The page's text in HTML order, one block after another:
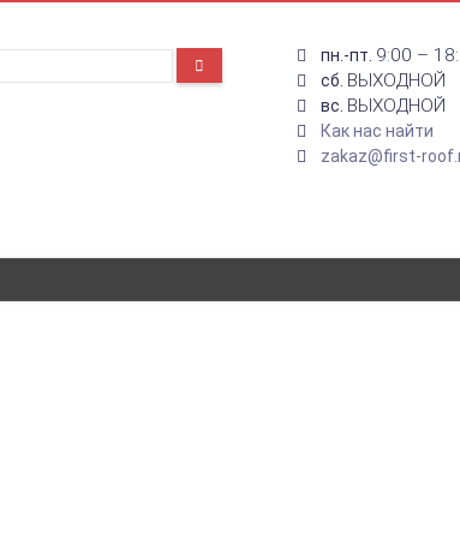
пн.-пт. 9:00 –
сб. ВЫХОДНОЙ
вс. ВЫХОДНОЙ
Как нас найти
zakaz@first-